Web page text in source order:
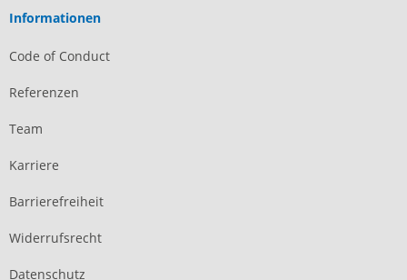
Informationen
Code of Conduct
Referenzen
Team
Karriere
Barrierefreiheit
Widerrufsrecht
Datenschutz